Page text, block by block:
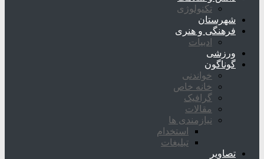
تکنولوژی
شهرستان
فرهنگی و هنری
ادبیات
ورزشی
گوناگون
خواندنی
خانه خاص
گرافیک
مقالات
نیازمندی ها
استخدام
تبلیغات
تصاویر